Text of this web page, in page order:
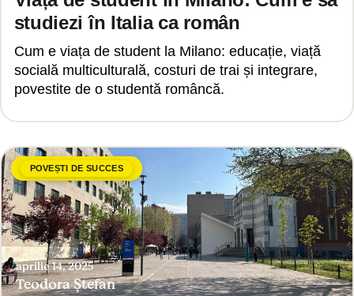
studiezi în Italia ca român
Cum e viața de student la Milano: educație, viață
socială multiculturală, costuri de trai și integrare,
povestite de o studentă româncă.
POVEȘTI DE SUCCES
aprilie 14, 2025
Teodora Ștefan